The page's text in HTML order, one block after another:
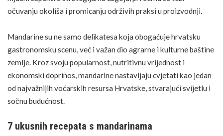
očuvanju okoliša i promicanju održivih praksi u proizvodnji.
Mandarine su ne samo delikatesa koja obogaćuje hrvatsku
gastronomsku scenu, već i važan dio agrarne i kulturne baštine
zemlje. Kroz svoju popularnost, nutritivnu vrijednost i
ekonomski doprinos, mandarine nastavljaju cvjetati kao jedan
od najvažnijih voćarskih resursa Hrvatske, stvarajući svijetlu i
sočnu budućnost.
7 ukusnih recepata s mandarinama